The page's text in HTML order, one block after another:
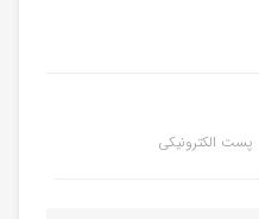
پست الکترونیکی